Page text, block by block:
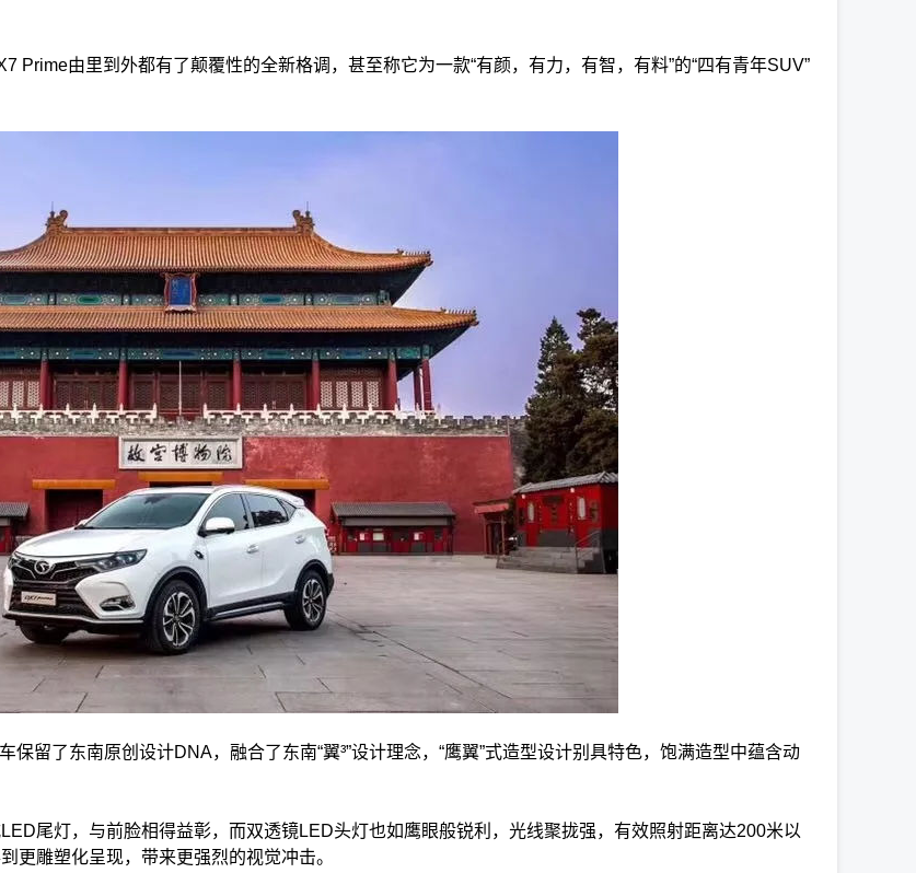
Prime由里到外都有了颠覆性的全新格调，甚至称它为一款“有颜，有力，有智，有料”的“四有青年SUV”
留了东南原创设计DNA，融合了东南“翼³”设计理念，“鹰翼”式造型设计别具特色，饱满造型中蕴含动
尾灯，与前脸相得益彰，而双透镜LED头灯也如鹰眼般锐利，光线聚拢强，有效照射距离达200米以
更雕塑化呈现，带来更强烈的视觉冲击。